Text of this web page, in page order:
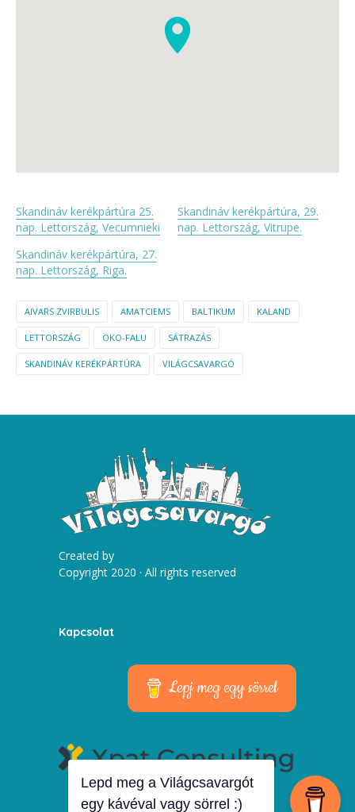
Skandináv kerékpártúra 25.
nap. Lettország, Vecumnieki
Skandináv kerékpártúra, 29.
nap. Lettország, Vitrupe.
Skandináv kerékpártúra, 27.
nap. Lettország, Riga.
AIVARS ZVIRBULIS AMATCIEMS BALTIKUM KALAND
LETTORSZÁG ÖKO-FALU SÁTRAZÁS
SKANDINÁV KERÉKPÁRTÚRA VILÁGCSAVARGÓ
Created by
Copyright 2020 · All rights reserved
Kapcsolat
Lepj meg egy sörrel
Lepd meg a Világcsavargót
egy kávéval vagy sörrel :)